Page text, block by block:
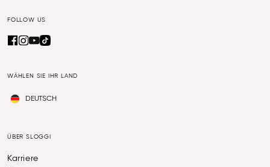
FOLLOW US
WÄHLEN SIE IHR LAND
DEUTSCH
ÜBER SLOGGI
Karriere